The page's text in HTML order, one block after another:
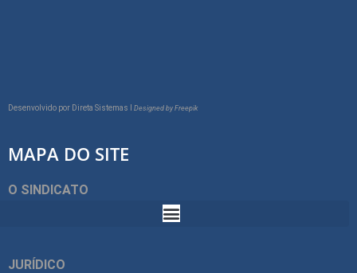
Desenvolvido por Direta Sistemas I Designed by Freepik
MAPA DO SITE
O SINDICATO
JURÍDICO